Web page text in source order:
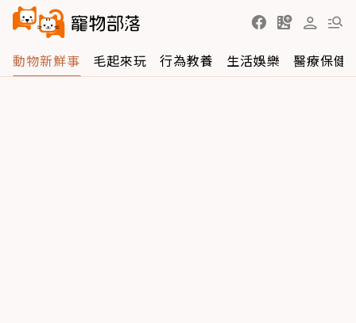
動物新鮮事 毛起來玩 行為教養 生活娛樂 醫療保健